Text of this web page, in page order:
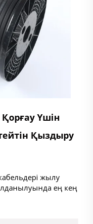
Үшін
Қыздыру
жылу
ең кең